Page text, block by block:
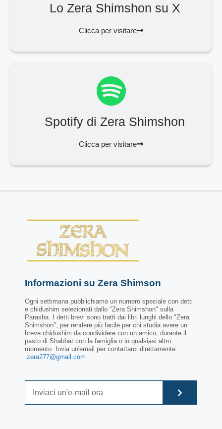
Lo Zera Shimshon su X
Clicca per visitare
Spotify di Zera Shimshon
Clicca per visitare
Informazioni su Zera Shimson
Ogni settimana pubblichiamo un numero speciale con detti
e chidushim selezionati dallo "Zera Shimshon" sulla
Parasha. I detti brevi sono tratti dai libri lunghi dello "Zera
Shimshon", per rendere più facile per chi studia avere un
breve chidushim da condividere con un amico, durante il
pasto di Shabbat con la famiglia o in qualsiasi altro
momento. Invia un'email per contattarci direttamente.
zera277@gmail.com